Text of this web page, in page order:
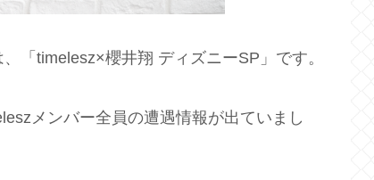
「timelesz×櫻井翔 ディズニーSP」です。
メンバー全員の遭遇情報が出ていまし